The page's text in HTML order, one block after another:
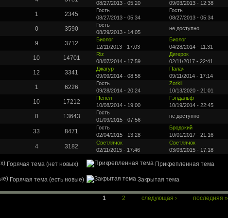
08/27/2013 - 05:20 09/03/2013 - 12:38
1 2345
Гость
08/27/2013 - 05:34
Гость
08/27/2013 - 05:34
0 3590
Гость
08/29/2013 - 14:05
не доступно
9 3712
Биолог
12/11/2013 - 17:03
Биолог
04/28/2014 - 11:31
10 14701
Riz
08/07/2014 - 17:59
Дигерок
02/11/2017 - 22:41
12 3341
Джагур
09/09/2014 - 08:58
Палач
09/11/2014 - 17:14
1 6226
Гость
09/28/2014 - 20:24
Zorkii
10/13/2020 - 21:01
10 17212
Пепел
10/08/2014 - 19:00
Гэндальф
10/19/2014 - 22:45
0 13643
Гость
01/09/2015 - 07:56
не доступно
33 8471
Гость
02/04/2015 - 13:28
Бродский
10/01/2017 - 21:16
4 3182
Светлячок
02/11/2015 - 17:46
Светлячок
03/03/2015 - 17:18
Горячая тема (нет новых)
Горячая тема (есть новые)
Прикрепленная тема
Закрытая тема
1 2 следующая › последняя »